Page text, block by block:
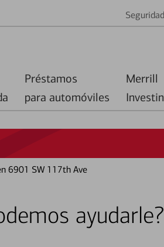
Seguridad
Préstamos
para automóviles
Merrill
6901 SW 117th Ave
ayudarle?